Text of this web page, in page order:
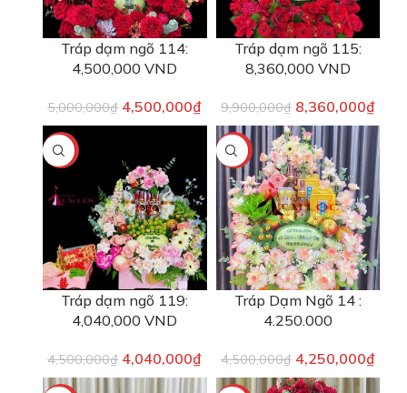
Tráp dạm ngõ 114:
4,500,000 VND
5,000,000₫ 4,500,000₫
Tráp dạm ngõ 115:
8,360,000 VND
9,900,000₫ 8,360,000₫
-10%
Tráp dạm ngõ 119:
4,040,000 VND
4,500,000₫ 4,040,000₫
-6%
Tráp Dạm Ngõ 14 :
4.250.000
4,500,000₫ 4,250,000₫